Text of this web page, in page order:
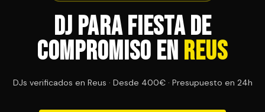
DJ para Fiesta de
Compromiso en Reus
DJs verificados en Reus · Desde 400€ · Presupuesto en 24h